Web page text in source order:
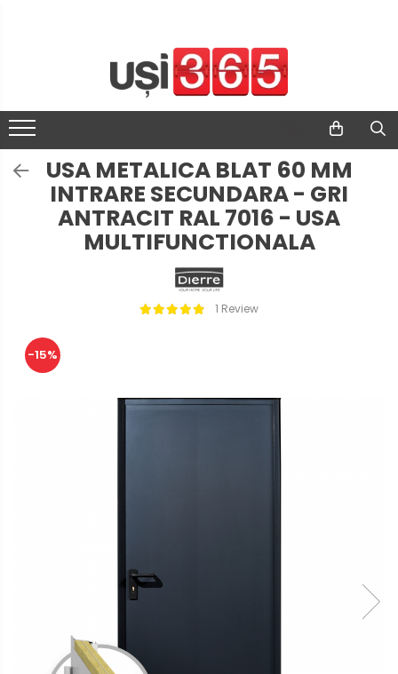
USA METALICA BLAT 60 MM
INTRARE SECUNDARA - GRI
ANTRACIT RAL 7016 - USA
MULTIFUNCTIONALA
1 Review
-15%